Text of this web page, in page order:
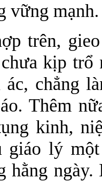
vững mạnh.
trên,
kịp trổ
ác, chẳng
Thêm
kinh,
giáo lý
hằng